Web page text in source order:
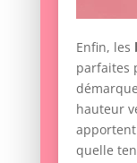
Enfin, les
parfaites
hauteur
apportent
quelle